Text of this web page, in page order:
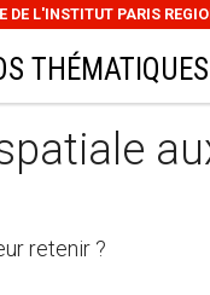
DE L'INSTITUT PARIS
THÉMATIQUES
retenir ?